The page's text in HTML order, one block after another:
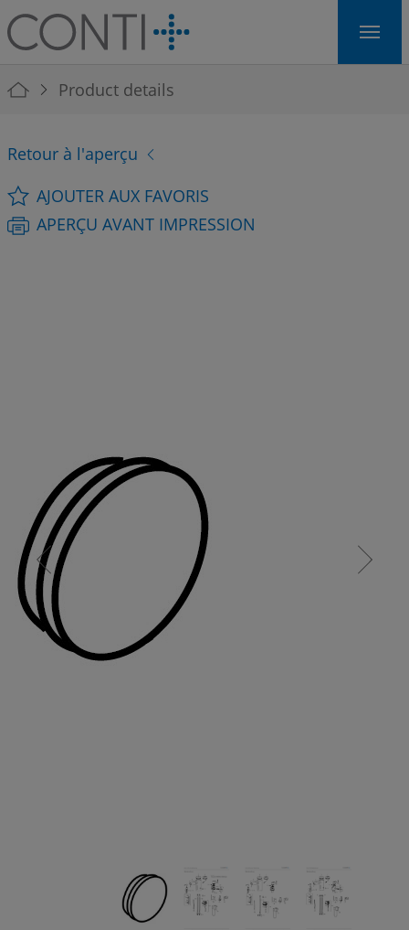
Skip to main navigation
Skip to main content
Skip to page footer
You are here:
Product details
Retour à l'aperçu
AJOUTER AUX FAVORIS
APERÇU AVANT IMPRESSION